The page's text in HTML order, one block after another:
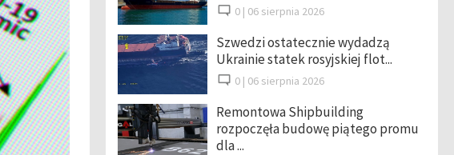
0 | 06 sierpnia 2026
Szwedzi ostatecznie wydadzą
Ukrainie statek rosyjskiej flot...
0 | 06 sierpnia 2026
Remontowa Shipbuilding
rozpoczęła budowę piątego promu
dla ...